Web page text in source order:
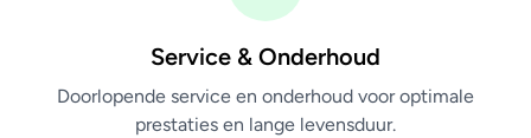
Service & Onderhoud
Doorlopende service en onderhoud voor optimale
prestaties en lange levensduur.